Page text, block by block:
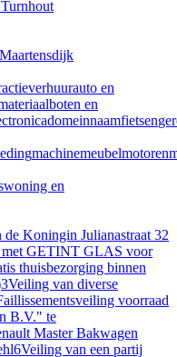
auto en
boten en
domeinnaamfietsen
machinemeubelmotoren
woning en
Koningin Julianastraat 32
met GETINT GLAS voor
thuisbezorging binnen
3Veiling van diverse
voorraad
B.V." te
Master Bakwagen
6Veiling van een partij